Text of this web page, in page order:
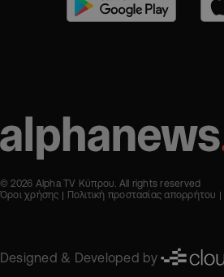
© 2026 Alpha TV Κύπρου. All rights reserved
Όροι χρήσης
Πολιτική προστασίας απορρήτου
Designed & Developed by